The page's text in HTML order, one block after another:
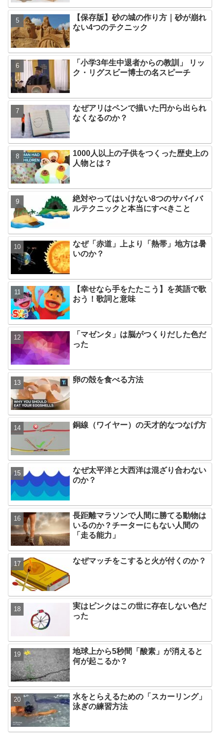
【保存版】砂の城の作り方｜砂が崩れ
ない4つのテクニック
「小学3年生中退者からの教訓」 リッ
ク・リグスビー博士の名スピーチ
なぜアリはペンで描いた円から出られ
なくなるのか？
1000人以上の子供をつくった歴史上の
人物とは？
絶対やってはいけない8つのサバイバ
ルテクニックと本当にすべきこと
なぜ「赤道」上より「熱帯」地方は暑
いのか？
【幸せなら手をたたこう】を英語で歌
おう！歌詞と意味
「マゼンタ」は脳がつくりだした色だ
った
卵の殻を食べる方法
銅線（ワイヤー）の天才的なつなげ方
なぜ太平洋と大西洋は混ざり合わない
のか？
長距離マラソンで人間に勝てる動物は
いるのか？チーターにもない人間の
「走る能力」
なぜマッチをこすると火が付くのか？
実はピンクはこの世に存在しない色だ
った
地球上から5秒間「酸素」が消えると
何が起こるか？
水をとらえるための「スカーリング」
泳ぎの練習方法